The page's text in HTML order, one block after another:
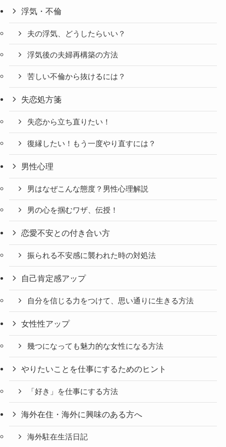
浮気・不倫
夫の浮気、どうしたらいい？
浮気後の夫婦再構築の方法
苦しい不倫から抜けるには？
失恋処方箋
失恋から立ち直りたい！
復縁したい！もう一度やり直すには？
男性心理
男はなぜこんな態度？男性心理解説
男の心を掴むワザ、伝授！
恋愛不安との付き合い方
振られる不安感に襲われた時の対処法
自己肯定感アップ
自分を信じる力をつけて、思い通りに生きる方法
女性性アップ
幾つになっても魅力的な女性になる方法
やりたいことを仕事にするためのヒント
「好き」を仕事にする方法
海外在住・海外に興味のある方へ
海外駐在生活日記